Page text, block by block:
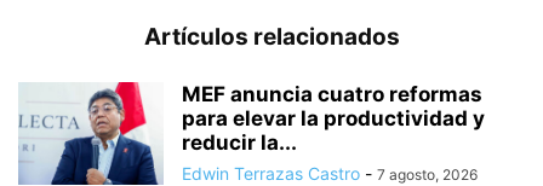
Artículos relacionados
MEF anuncia cuatro reformas
para elevar la productividad y
reducir la...
Edwin Terrazas Castro - 7 agosto, 2026